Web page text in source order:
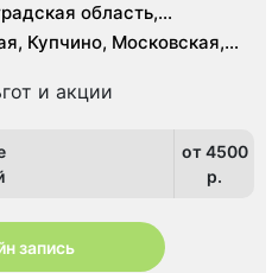
область,
Купчино, Московская,
и акции
от 4500
p.
запись